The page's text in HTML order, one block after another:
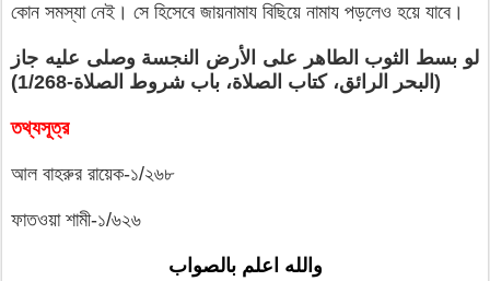
কোন সমস্যা নেই। সে হিসেবে জায়নামায বিছিয়ে নামায পড়লেও হয়ে যাবে।
لو بسط الثوب الطاهر على الأرض النجسة وصلى عليه جاز
(البحر الرائق، كتاب الصلاة، باب شروط الصلاة-1/268)
তথ্যসূত্র
আল বাহরুর রায়েক-১/২৬৮
ফাতওয়া শামী-১/৬২৬
والله اعلم بالصواب